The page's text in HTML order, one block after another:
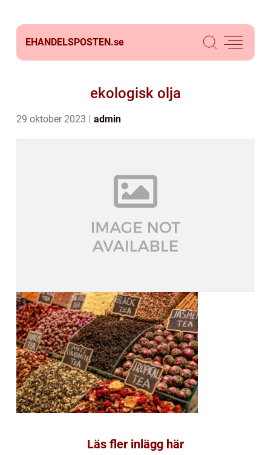
EHANDELSPOSTEN.se
ekologisk olja
29 oktober 2023 admin
Läs fler inlägg här